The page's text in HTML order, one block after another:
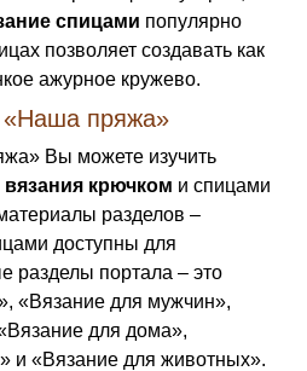
спицами популярно
позволяет создавать как
ажурное кружево.
«Наша пряжа»
Вы можете изучить
крючком и спицами
разделов –
доступны для
разделы портала – это
«Вязание для мужчин»,
для дома»,
и «Вязание для животных».